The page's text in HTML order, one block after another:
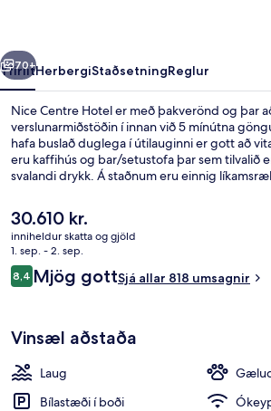
Næsta
70+
YfirlitHerbergiStaðsetningReglur
Nice Centre Hotel er með þakverönd og þar
verslunarmiðstöðin í innan við 5 mínútna
hafa buslað duglega í útilauginni er gott að
eru kaffihús og bar/setustofa þar sem tilvalið
svalandi drykk. Á staðnum eru einnig
hjálpsamt starfsfólk eru meðal helstu kosta
ferðamanna sem hafa heimsótt hann.
almenningssamgöngum: Jean Medecin
mínútna göngufjarlægð og Thiers Tramway
Núverandi
verð
er
30.610 kr.
30.610 kr.
inniheldur skatta og gjöld
1. sep. - 2. sep.
Umsagnir
8,48,4 af 10
Mjög gottSjá allar 818 umsagnir
Vinsæl aðstaða
Laug
Bílastæði í boði